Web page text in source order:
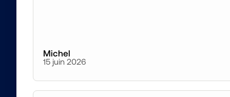
Michel
15 juin 2026